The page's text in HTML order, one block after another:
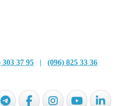
303 37 95 |(096) 825 33 36